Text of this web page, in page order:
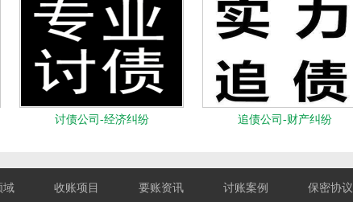
讨债公司-经济纠纷 追债公司-财产纠纷
域 收账项目 要账资讯 讨账案例 保密协议